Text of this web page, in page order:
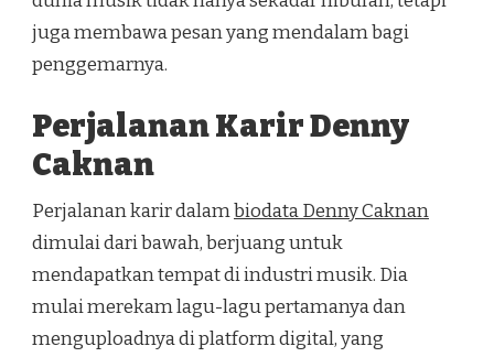
juga membawa pesan yang mendalam bagi
penggemarnya.
Perjalanan Karir Denny
Caknan
Perjalanan karir dalambiodata Denny Caknan
dimulai dari bawah, berjuang untuk
mendapatkan tempat di industri musik. Dia
mulai merekam lagu-lagu pertamanya dan
menguploadnya di platform digital, yang